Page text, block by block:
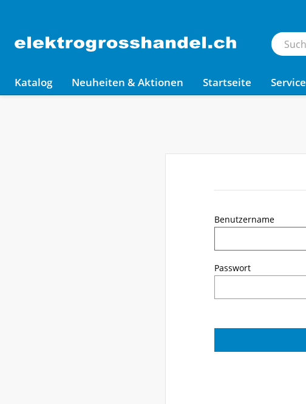
Katalog Neuheiten & Aktionen Startseite Service
Benutzername
Passwort